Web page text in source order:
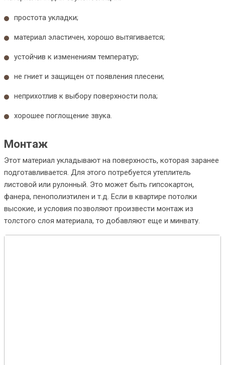
простота укладки;
материал эластичен, хорошо вытягивается;
устойчив к изменениям температур;
не гниет и защищен от появления плесени;
неприхотлив к выбору поверхности пола;
хорошее поглощение звука.
Монтаж
Этот материал укладывают на поверхность, которая заранее
подготавливается. Для этого потребуется утеплитель
листовой или рулонный. Это может быть гипсокартон,
фанера, пенополиэтилен и т.д. Если в квартире потолки
высокие, и условия позволяют произвести монтаж из
толстого слоя материала, то добавляют еще и минвату.